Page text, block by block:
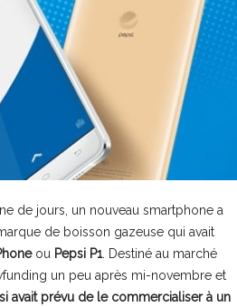
de jours, un nouveau smartphone a
de boisson gazeuse qui avait
ou Pepsi P1. Destiné au marché
un peu après mi-novembre et
avait prévu de le commercialiser à un